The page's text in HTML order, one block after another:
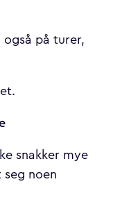
også på turer,
snakker mye
noen